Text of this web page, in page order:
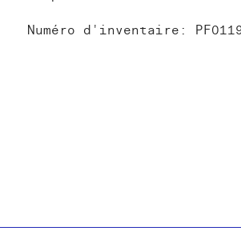
Numéro d'inventaire: